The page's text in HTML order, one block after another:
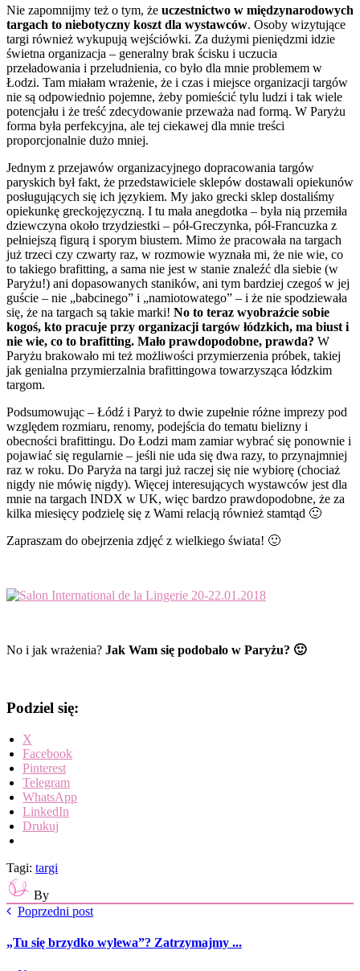
Nie zapomnijmy też o tym, że uczestnictwo w międzynarodowych
targach to niebotyczny koszt dla wystawców. Osoby wizytujące
targi również wykupują wejściówki. Za dużymi pieniędzmi idzie
świetna organizacja – generalny brak ścisku i uczucia
przeładowania i przeludnienia, co było dla mnie problemem w
Łodzi. Tam miałam wrażenie, że i czas i miejsce organizacji targów
nie są odpowiednio pojemne, żeby pomieścić tylu ludzi i tak wiele
potencjału i że treść zdecydowanie przeważa nad formą. W Paryżu
forma była perfekcyjna, ale tej ciekawej dla mnie treści
proporcjonalnie dużo mniej.
Jednym z przejawów organizacyjnego dopracowania targów
paryskich był fakt, że przedstawiciele sklepów dostawali opiekunów
posługujących się ich językiem. My jako grecki sklep dostaliśmy
opiekunkę greckojęzyczną. I tu mała anegdotka – była nią przemiła
dziewczyna około trzydziestki – pół-Greczynka, pół-Francuzka z
pełniejszą figurą i sporym biustem. Mimo że pracowała na targach
już trzeci czy czwarty raz, w rozmowie wyznała mi, że nie wie, co
to takiego brafitting, a sama nie jest w stanie znaleźć dla siebie (w
Paryżu!) ani dopasowanych staników, ani tym bardziej czegoś w jej
guście – nie „babcinego” i „namiotowatego” – i że nie spodziewała
się, że na targach są takie marki! No to teraz wyobraźcie sobie
kogoś, kto pracuje przy organizacji targów łódzkich, ma biust i
nie wie, co to brafitting. Mało prawdopodobne, prawda? W
Paryżu brakowało mi też możliwości przymierzenia próbek, takiej
jak genialna przymierzalnia brafittingowa towarzysząca łódzkim
targom.
Podsumowując – Łódź i Paryż to dwie zupełnie różne imprezy pod
względem rozmiaru, renomy, podejścia do tematu bielizny i
obecności brafittingu. Do Łodzi mam zamiar wybrać się ponownie i
pojawiać się regularnie – jeśli nie uda się dwa razy, to przynajmniej
raz w roku. Do Paryża na targi już raczej się nie wybiorę (chociaż
nigdy nie mówię nigdy). Więcej interesujących wystawców jest dla
mnie na targach INDX w UK, więc bardzo prawdopodobne, że za
kilka miesięcy podzielę się z Wami relacją również stamtąd 🙂
Zapraszam do obejrzenia zdjęć z wielkiego świata! 🙂
No i jak wrażenia? Jak Wam się podobało w Paryżu? 🙂
Podziel się:
X
Facebook
Pinterest
Telegram
WhatsApp
LinkedIn
Drukuj
Tagi: targi
By
Poprzedni post
„Tu się brzydko wylewa”? Zatrzymajmy ...